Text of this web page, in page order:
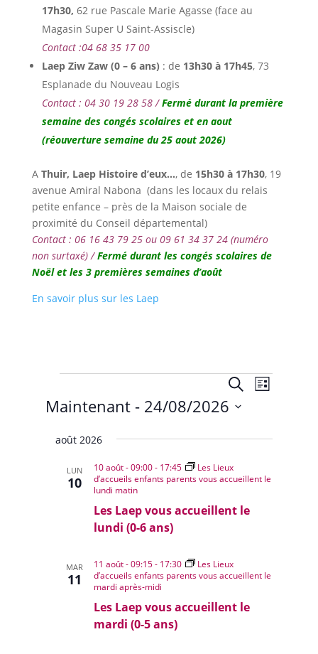
17h30, 62 rue Pascale Marie Agasse (face au
Magasin Super U Saint-Assiscle)
Contact :04 68 35 17 00
Laep Ziw Zaw (0 – 6 ans) : de 13h30 à 17h45, 73
Esplanade du Nouveau Logis
Contact : 04 30 19 28 58 /Fermé durant la première
semaine des congés scolaires et en aout
(réouverture semaine du 25 aout 2026)
A Thuir, Laep Histoire d’eux…, de 15h30 à 17h30, 19
avenue Amiral Nabona (dans les locaux du relais
petite enfance – près de la Maison sociale de
proximité du Conseil départemental)
Contact : 06 16 43 79 25 ou 09 61 34 37 24 (numéro
non surtaxé) /Fermé durant les congés scolaires de
Noël et les 3 premières semaines d’août
En savoir plus sur les Laep
Évènements Recherche
et
navigation
de
Recherche
de
Liste
Maintenant - 24/08/2026
une
août 2026
LUN
10
Les Laep vous accueillent le
lundi (0-6 ans)
10 août - 09:00- 17:45
Les Lieux
d’accueils enfants parents vous accueillent le
lundi matin
MAR
11
Les Laep vous accueillent le
mardi (0-5 ans)
11 août - 09:15- 17:30
Les Lieux
d’accueils enfants parents vous accueillent le
mardi après-midi